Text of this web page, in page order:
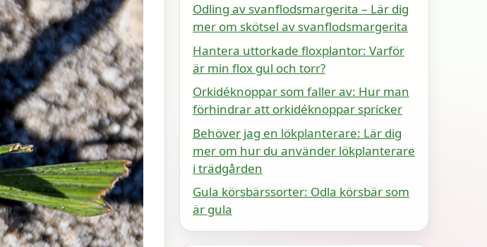
Odling av svanflodsmargerita – Lär dig
mer om skötsel av svanflodsmargerita
Hantera uttorkade floxplantor: Varför
är min flox gul och torr?
Orkidéknoppar som faller av: Hur man
förhindrar att orkidéknoppar spricker
Behöver jag en lökplanterare: Lär dig
mer om hur du använder lökplanterare
i trädgården
Gula körsbärssorter: Odla körsbär som
är gula